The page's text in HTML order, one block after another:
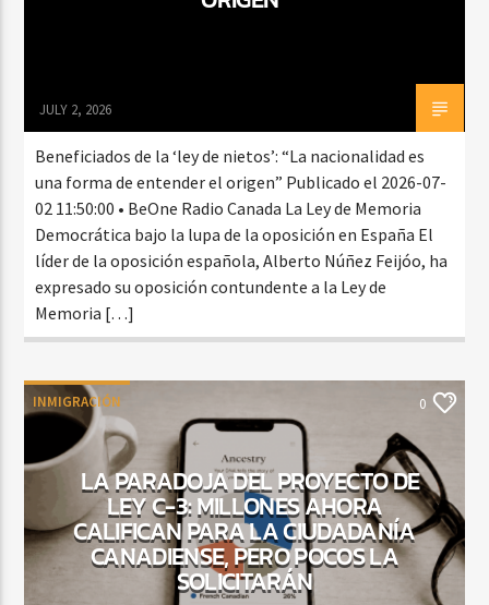
JULY 2, 2026
Beneficiados de la ‘ley de nietos’: “La nacionalidad es
una forma de entender el origen” Publicado el 2026-07-
02 11:50:00 • BeOne Radio Canada La Ley de Memoria
Democrática bajo la lupa de la oposición en España El
líder de la oposición española, Alberto Núñez Feijóo, ha
expresado su oposición contundente a la Ley de
Memoria […]
INMIGRACIÓN 0
LA PARADOJA DEL PROYECTO DE
LEY C-3: MILLONES AHORA
CALIFICAN PARA LA CIUDADANÍA
CANADIENSE, PERO POCOS LA
SOLICITARÁN